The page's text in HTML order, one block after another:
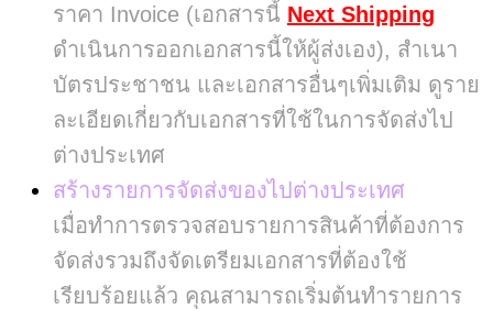
ราคา Invoice (เอกสารนี้ Next Shipping
ดำเนินการออกเอกสารนี้ให้ผู้ส่งเอง), สำเนา
บัตรประชาชน และเอกสารอื่นๆเพิ่มเติม ดูราย
ละเอียดเกี่ยวกับเอกสารที่ใช้ในการจัดส่งไป
ต่างประเทศ
สร้างรายการจัดส่งของไปต่างประเทศ
เมื่อทำการตรวจสอบรายการสินค้าที่ต้องการ
จัดส่งรวมถึงจัดเตรียมเอกสารที่ต้องใช้
เรียบร้อยแล้ว คุณสามารถเริ่มต้นทำรายการ